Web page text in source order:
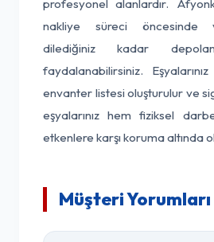
profesyonel alanlardır.
nakliye süreci öncesinde
dilediğiniz kadar
faydalanabilirsiniz.
envanter listesi oluşturulur ve
eşyalarınız hem fiziksel
etkenlere karşı koruma altında
Müşteri Yorumları